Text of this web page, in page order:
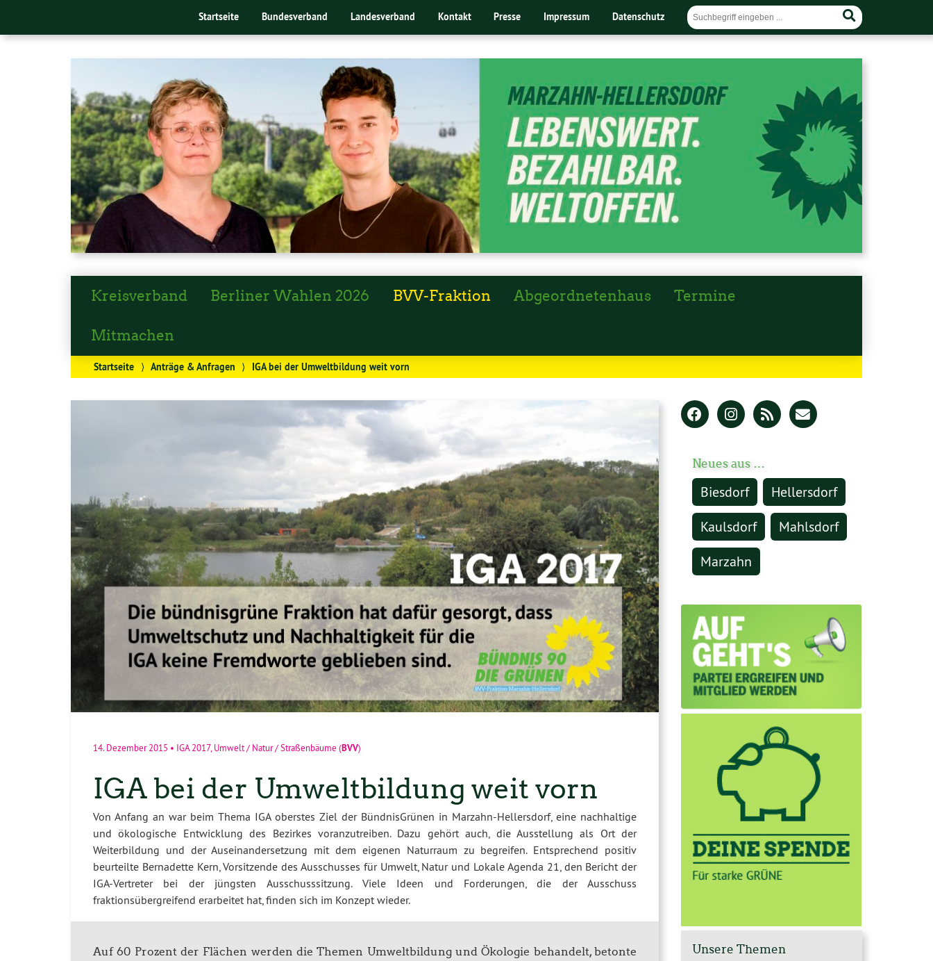
Startseite Bundesverband Landesverband Kontakt Presse Impressum Datenschutz
Kreisverband Berliner Wahlen 2026 BVV-Fraktion Abgeordnetenhaus Termine
Mitmachen
Startseite ⟩ Anträge & Anfragen ⟩ IGA bei der Umweltbildung weit vorn
14. Dezember 2015 • IGA 2017,Umwelt / Natur / Straßenbäume (BVV)
IGA bei der Umweltbildung weit vorn
Von Anfang an war beim Thema IGA oberstes Ziel der BündnisGrünen in Marzahn-Hellersdorf, eine nachhaltige
und ökologische Entwicklung des Bezirkes voranzutreiben. Dazu gehört auch, die Ausstellung als Ort der
Weiterbildung und der Auseinandersetzung mit dem eigenen Naturraum zu begreifen. Entsprechend positiv
beurteilte Bernadette Kern, Vorsitzende des Ausschusses für Umwelt, Natur und Lokale Agenda 21, den Bericht der
IGA-Vertreter bei der jüngsten Ausschusssitzung. Viele Ideen und Forderungen, die der Ausschuss
fraktionsübergreifend erarbeitet hat, finden sich im Konzept wieder.
Auf 60 Prozent der Flächen werden die Themen Umweltbildung und Ökologie behandelt, betonte
Neues aus …
Biesdorf
Hellersdorf
Kaulsdorf
Mahlsdorf
Marzahn
Unsere Themen